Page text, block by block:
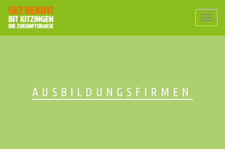
AUSBILDUNGSFIRMEN